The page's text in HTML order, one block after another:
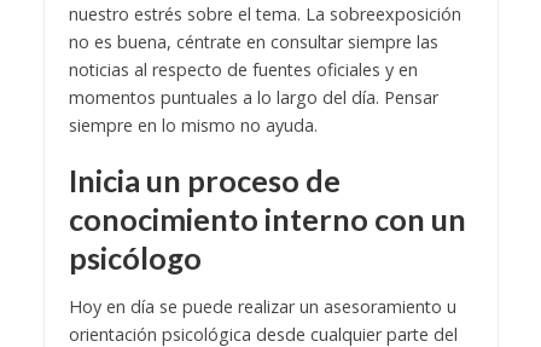
nuestro estrés sobre el tema. La sobreexposición
no es buena, céntrate en consultar siempre las
noticias al respecto de fuentes oficiales y en
momentos puntuales a lo largo del día. Pensar
siempre en lo mismo no ayuda.
Inicia un proceso de
conocimiento interno con un
psicólogo
Hoy en día se puede realizar un asesoramiento u
orientación psicológica desde cualquier parte del